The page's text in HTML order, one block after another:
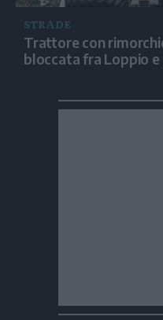
STRADE
Trattore con
bloccata fra Loppio e